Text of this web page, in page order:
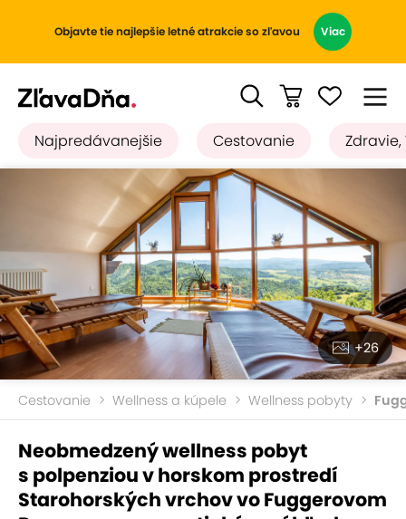
Objavte tie najlepšie letné atrakcie so zľavou Viac
Najpredávanejšie Cestovanie Zdravie,
+26
Cestovanie Wellness a kúpele Wellness pobyty
Neobmedzený wellness pobyt
s polpenziou v horskom prostredí
Starohorských vrchov vo Fuggerovom